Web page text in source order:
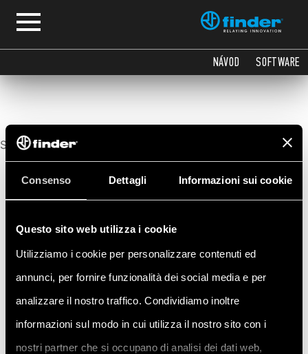
Consenso Dettagli Informazioni sui cookie
Questo sito web utilizza i cookie
Utilizziamo i cookie per personalizzare contenuti ed
annunci, per fornire funzionalità dei social media e per
analizzare il nostro traffico. Condividiamo inoltre
informazioni sul modo in cui utilizza il nostro sito con i
nostri partner che si occupano di analisi dei dati web,
NÁVOD SOFTWARE
O sortimentu
Sorry, no posts matched your criteria.